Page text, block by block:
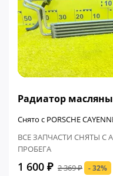
Радиатор
Снято с PORSCHE
ВСЕ ЗАПЧАСТИ СНЯТЫ С
ПРОБЕГА
1 600 ₽ 2 369 ₽ - 32%